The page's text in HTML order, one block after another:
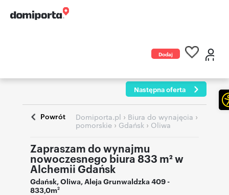
Dodaj
Następna oferta
Powrót Domiporta.pl › Biura do wynajęcia ›
pomorskie › Gdańsk › Oliwa
Zapraszam do wynajmu
nowoczesnego biura 833 m² w
Alchemii Gdańsk
Gdańsk,Oliwa,Aleja Grunwaldzka 409-
833,0m2